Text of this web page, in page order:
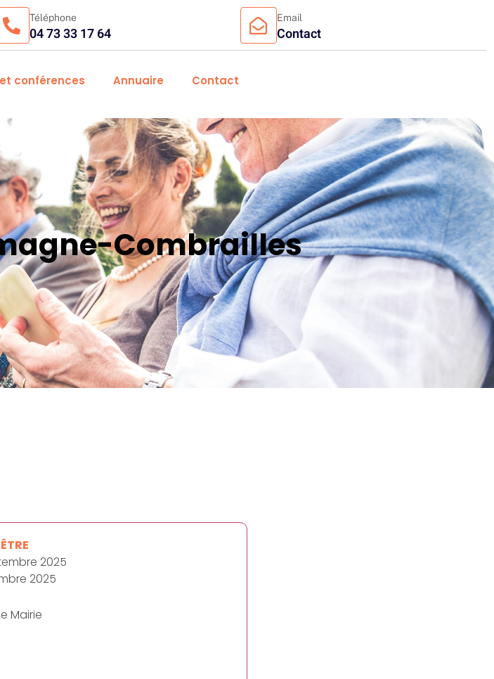
Téléphone
04 73 33 17 64
Email
Contact
conférences Annuaire Contact
Combrailles
2025
2025
Mairie